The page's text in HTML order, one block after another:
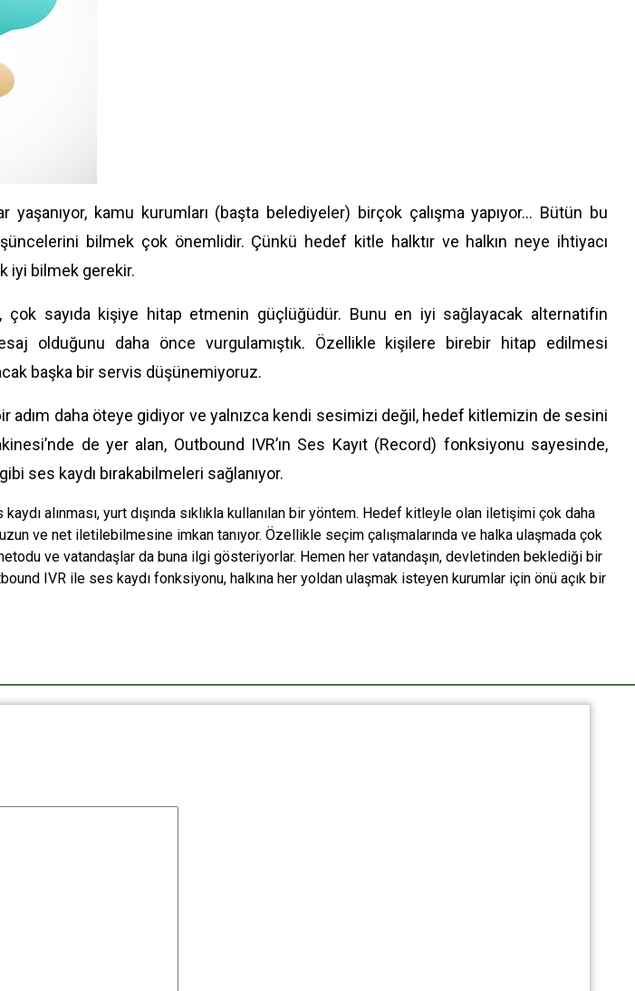
yaşanıyor, kamu kurumları (başta belediyeler) birçok çalışma yapıyor… Bütün bu
bilmek çok önemlidir. Çünkü hedef kitle halktır ve halkın neye ihtiyacı
iyi bilmek gerekir.
sayıda kişiye hitap etmenin güçlüğüdür. Bunu en iyi sağlayacak alternatifin
olduğunu daha önce vurgulamıştık. Özellikle kişilere birebir hitap edilmesi
başka bir servis düşünemiyoruz.
adım daha öteye gidiyor ve yalnızca kendi sesimizi değil, hedef kitlemizin de sesini
de yer alan, Outbound IVR’ın Ses Kayıt (Record) fonksiyonu sayesinde,
ses kaydı bırakabilmeleri sağlanıyor.
alınması, yurt dışında sıklıkla kullanılan bir yöntem. Hedef kitleyle olan iletişimi çok daha
ve net iletilebilmesine imkan tanıyor. Özellikle seçim çalışmalarında ve halka ulaşmada çok
ve vatandaşlar da buna ilgi gösteriyorlar. Hemen her vatandaşın, devletinden beklediği bir
IVR ile ses kaydı fonksiyonu, halkına her yoldan ulaşmak isteyen kurumlar için önü açık bir